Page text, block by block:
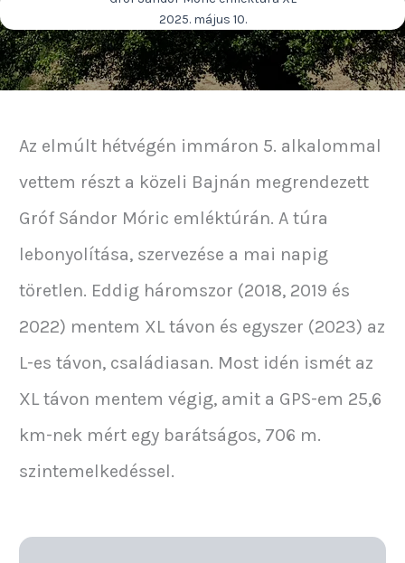
2025. május 10.
Az elmúlt hétvégén immáron 5. alkalommal
vettem részt a közeli Bajnán megrendezett
Gróf Sándor Móric emléktúrán. A túra
lebonyolítása, szervezése a mai napig
töretlen. Eddig háromszor (2018, 2019 és
2022) mentem XL távon és egyszer (2023) az
L-es távon, családiasan. Most idén ismét az
XL távon mentem végig, amit a GPS-em 25,6
km-nek mért egy barátságos, 706 m.
szintemelkedéssel.